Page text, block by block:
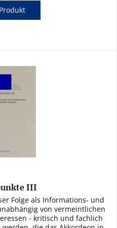
III
Folge als Informations- und
von vermeintlichen
- kritisch und fachlich